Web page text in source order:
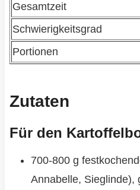
Gesamtzeit
Schwierigkeitsgrad
Portionen
Zutaten
Für den
700-800 g
Annabelle, Sieglinde),